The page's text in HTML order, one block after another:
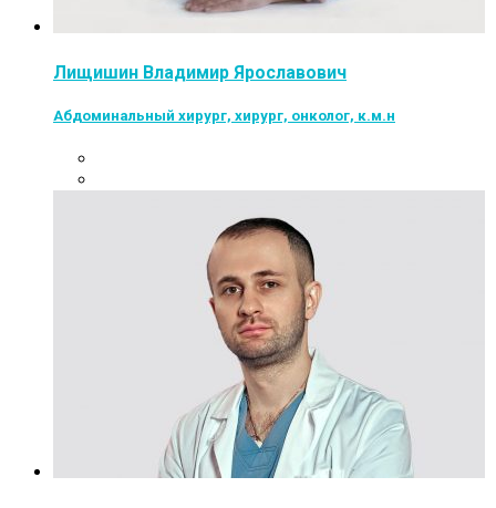
Лищишин Владимир Ярославович
Абдоминальный хирург, хирург, онколог, к.м.н